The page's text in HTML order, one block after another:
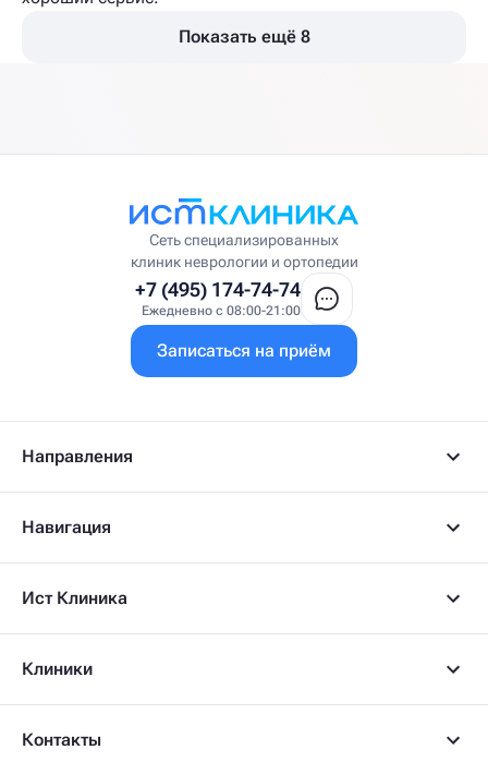
Показать ещё 8
Сеть специализированных
клиник неврологии и ортопедии
+7 (495) 174-74-74
Ежедневно с 08:00-21:00
Записаться на приём
Направления
Навигация
Ист Клиника
Клиники
Контакты